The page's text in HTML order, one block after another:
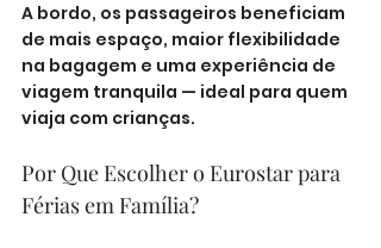
A bordo, os passageiros beneficiam
de mais espaço, maior flexibilidade
na bagagem e uma experiência de
viagem tranquila — ideal para quem
viaja com crianças.
Por Que Escolher o Eurostar para
Férias em Família?